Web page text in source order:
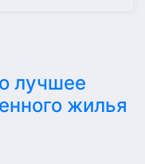
лучшее
жилья